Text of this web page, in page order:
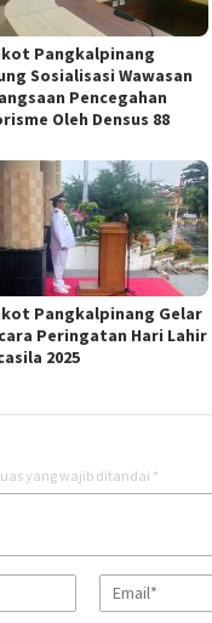
Pangkalpinang
Sosialisasi Wawasan
Pencegahan
Oleh Densus 88
Pangkalpinang Gelar
Peringatan Hari Lahir
2025
yang wajib ditandai *